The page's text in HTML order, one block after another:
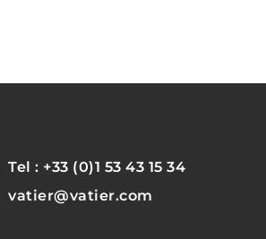
Tel : +33 (0)1 53 43 15 34
vatier@vatier.com